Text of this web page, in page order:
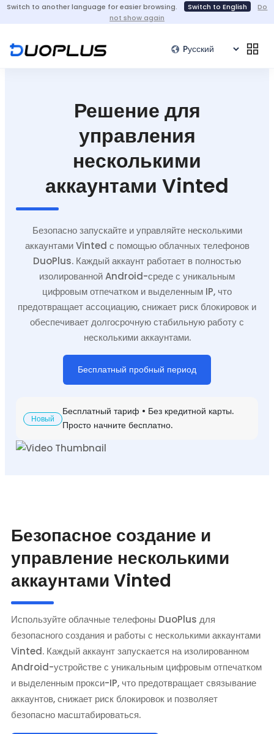
Switch to another language for easier browsing. Switch to English
Do
not show again
Решение для
управления
несколькими
аккаунтами Vinted
Безопасно запускайте и управляйте несколькими
аккаунтами Vinted с помощью облачных телефонов
DuoPlus. Каждый аккаунт работает в полностью
изолированной Android-среде с уникальным
цифровым отпечатком и выделенным IP, что
предотвращает ассоциацию, снижает риск блокировок и
обеспечивает долгосрочную стабильную работу с
несколькими аккаунтами.
Бесплатный пробный период
Новый
Бесплатный тариф • Без кредитной карты.
Просто начните бесплатно.
Безопасное создание и
управление несколькими
аккаунтами Vinted
Используйте облачные телефоны DuoPlus для
безопасного создания и работы с несколькими аккаунтами
Vinted. Каждый аккаунт запускается на изолированном
Android-устройстве с уникальным цифровым отпечатком
и выделенным прокси-IP, что предотвращает связывание
аккаунтов, снижает риск блокировок и позволяет
безопасно масштабироваться.